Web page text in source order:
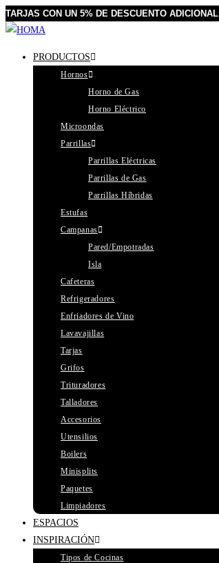
TARJAS CON UN 5% DE DESCUENTO ADICIONAL
PRODUCTOS
Hornos
Horno de Gas
Horno Eléctrico
Microondas
Parrillas
Parrillas Eléctricas
Parrillas de Gas
Parrillas Híbridas
Estufas
Campanas
Pared/Empotradas
Isla
Cafeteras
Refrigeradores
Enfriadores de Vino
Lavavajillas
Tarjas
Grifos
Trituradores
Talladores
Accesorios
Utensilios
Boilers
Minisplits
Paquetes
Limpiadores
ESPACIOS
INSPIRACIÓN
Tipos de Cocinas